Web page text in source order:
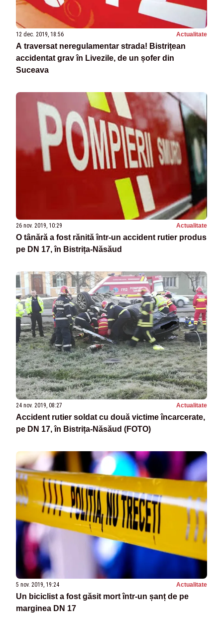
12 dec. 2019, 18:56 Actualitate
A traversat neregulamentar strada! Bistrițean
accidentat grav în Livezile, de un șofer din
Suceava
26 nov. 2019, 10:29 Actualitate
O tânără a fost rănită într-un accident rutier produs
pe DN 17, în Bistrița-Năsăud
24 nov. 2019, 08:27 Actualitate
Accident rutier soldat cu două victime încarcerate,
pe DN 17, în Bistrița-Năsăud (FOTO)
5 nov. 2019, 19:24 Actualitate
Un biciclist a fost găsit mort într-un șanț de pe
marginea DN 17